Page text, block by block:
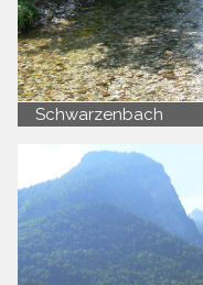
Schwarzenbach